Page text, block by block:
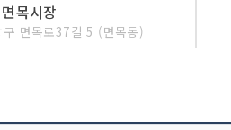
면목시장
구 면목로37길 5 (면목동)